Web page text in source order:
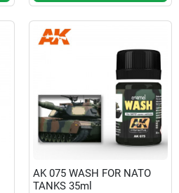
AK 075 WASH FOR NATO
TANKS 35ml